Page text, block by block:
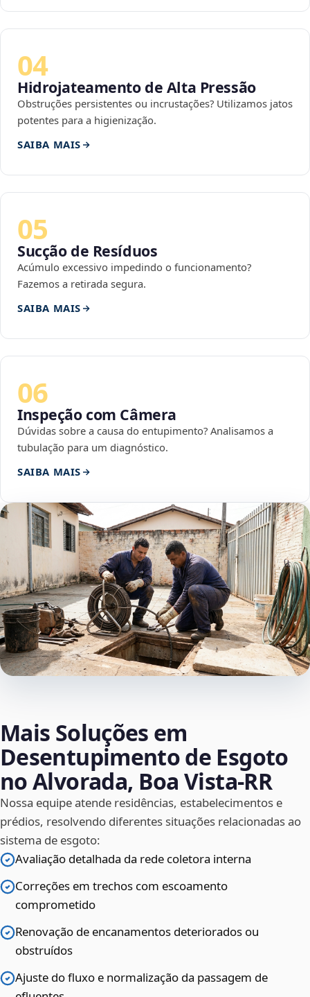
04
Hidrojateamento de Alta Pressão
Obstruções persistentes ou incrustações? Utilizamos jatos
potentes para a higienização.
SAIBA MAIS
05
Sucção de Resíduos
Acúmulo excessivo impedindo o funcionamento?
Fazemos a retirada segura.
SAIBA MAIS
06
Inspeção com Câmera
Dúvidas sobre a causa do entupimento? Analisamos a
tubulação para um diagnóstico.
SAIBA MAIS
Mais Soluções em
Desentupimento de Esgoto
no Alvorada, Boa Vista‑RR
Nossa equipe atende residências, estabelecimentos e
prédios, resolvendo diferentes situações relacionadas ao
sistema de esgoto:
Avaliação detalhada da rede coletora interna
Correções em trechos com escoamento
comprometido
Renovação de encanamentos deteriorados ou
obstruídos
Ajuste do fluxo e normalização da passagem de